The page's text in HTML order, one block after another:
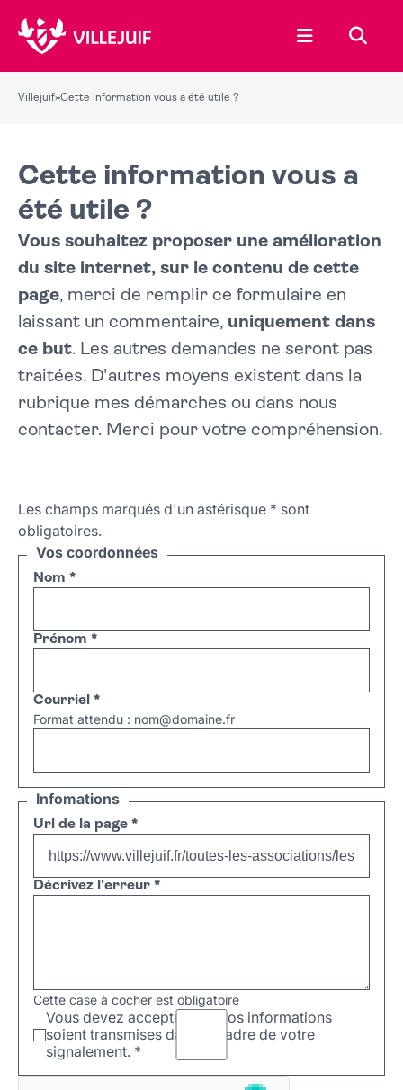
Ouvrir le
Villejuif»Cette information vous a été utile ?
Cette information vous a
été utile ?
Vous souhaitez proposer une amélioration
du site internet, sur le contenu de cette
page, merci de remplir ce formulaire en
laissant un commentaire, uniquement dans
ce but. Les autres demandes ne seront pas
traitées. D'autres moyens existent dans la
rubrique mes démarches ou dans nous
contacter. Merci pour votre compréhension.
Les champs marqués d'un astérisque * sont
obligatoires.
Vos coordonnées
Nom *
Prénom *
Courriel *
Format attendu : nom@domaine.fr
Infomations
Url de la page *
Décrivez l'erreur *
Cette case à cocher est obligatoire
Vous devez accepter que vos informations
soient transmises dans le cadre de votre
signalement. *